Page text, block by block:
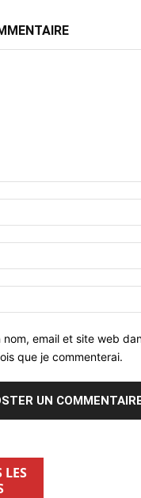
nom, email et site web
que je commenterai.
LES